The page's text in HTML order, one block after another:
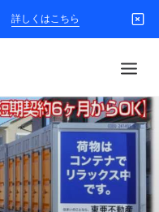
詳しくはこちら